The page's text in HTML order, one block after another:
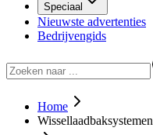
Speciaal
Nieuwste advertenties
Bedrijvengids
Home
Wissellaadbaksystemen